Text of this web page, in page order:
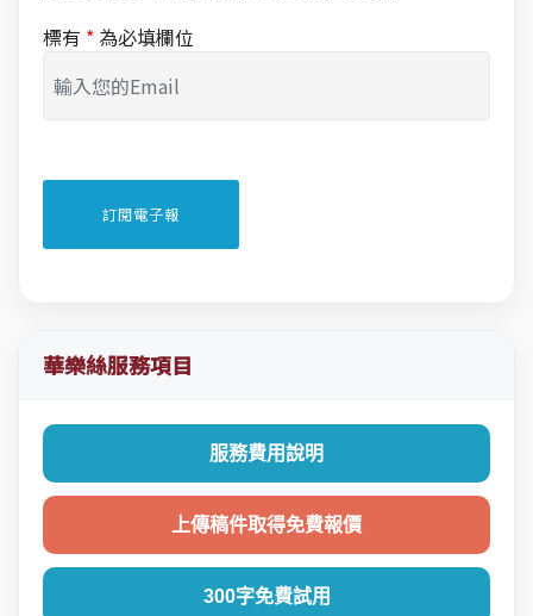
標有 * 為必填欄位
華樂絲服務項目
服務費用說明
上傳稿件取得免費報價
300字免費試用